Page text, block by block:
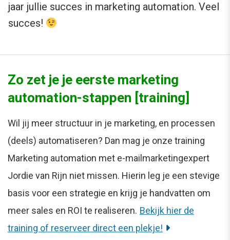
jaar jullie succes in marketing automation. Veel
succes!
Zo zet je je eerste marketing
automation-stappen [training]
Wil jij meer structuur in je marketing, en processen
(deels) automatiseren? Dan mag je onze training
Marketing automation met e-mailmarketingexpert
Jordie van Rijn niet missen. Hierin leg je een stevige
basis voor een strategie en krijg je handvatten om
meer sales en ROI te realiseren. Bekijk hier de
training of reserveer direct een plekje!